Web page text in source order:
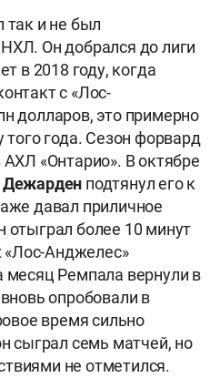
так и не был
Он добрался до лиги
в 2018 году, когда
с «Лос-
долларов, это примерно
того года. Сезон форвард
«Онтарио». В октябре
Дежарден подтянул его к
давал приличное
более 10 минут
«Лос-Анджелес»
месяц Ремпала вернули в
опробовали в
время сильно
сыграл семь матчей, но
не отметился.